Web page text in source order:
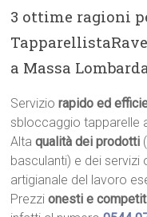
3 ottime ragioni
a Massa
Serviziorapido ed
sbloccaggio tapparelle
Altaqualità dei prodotti
basculanti) e dei
artigianale del lavoro
Prezzionesti e